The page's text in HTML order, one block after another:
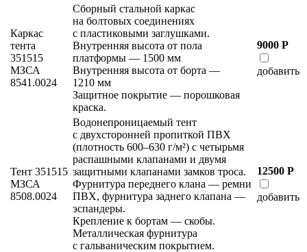
Каркас
тента
351515
МЗСА
8541.0024
Сборный стальной каркас
на болтовых соединениях
с пластиковыми заглушками.
Внутренняя высота от пола
платформы — 1500 мм
Внутренняя высота от борта —
1210 мм
Защитное покрытие — порошковая
краска.
9000 Р
добавить
Тент 351515
МЗСА
8508.0024
Водонепроницаемый тент
с двухсторонней пропиткой ПВХ
(плотность 600–630 г/м²) с четырьмя
распашными клапанами и двумя
защитными клапанами замков троса.
Фурнитура переднего клана — ремни
ПВХ, фурнитура заднего клапана —
эспандеры.
Крепление к бортам — скобы.
Металлическая фурнитура
с гальваническим покрытием.
12500 Р
добавить